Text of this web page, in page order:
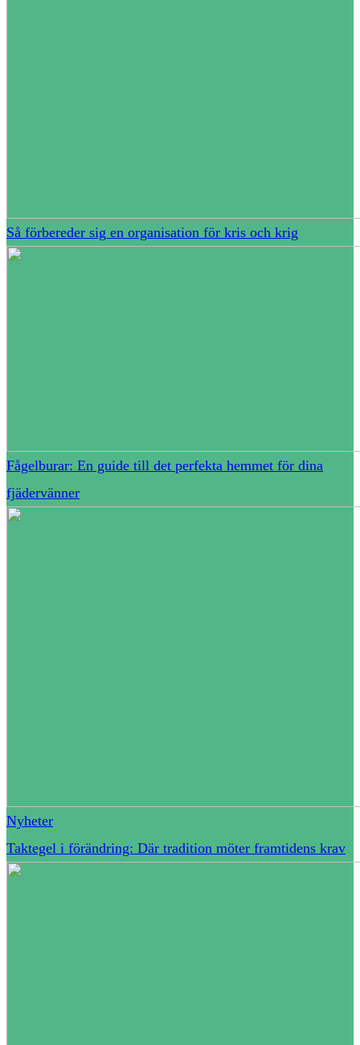
Så förbereder sig en organisation för kris och krig
Fågelburar: En guide till det perfekta hemmet för dina
fjädervänner
Nyheter
Taktegel i förändring: Där tradition möter framtidens krav